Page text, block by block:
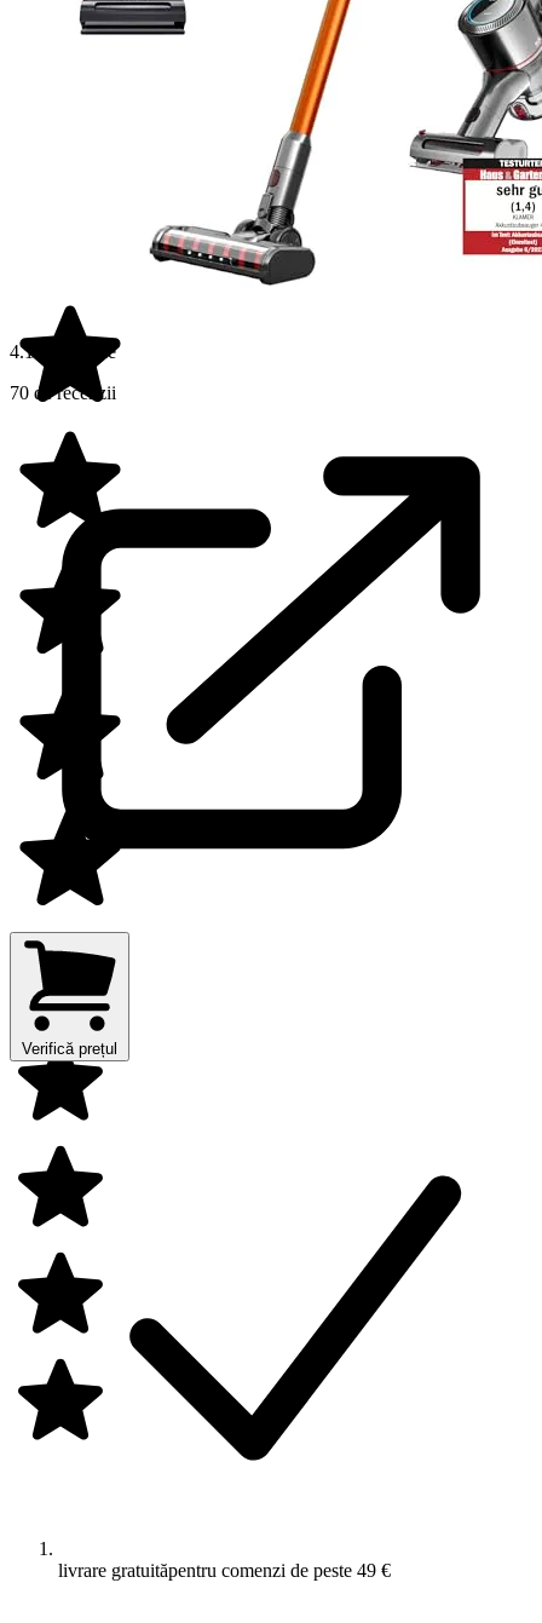
4.1 din 5 stele
70 de recenzii
Verifică prețul
livrare gratuităpentru comenzi de peste 49 €